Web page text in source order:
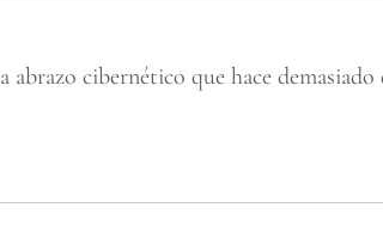
abrazo cibernético que hace